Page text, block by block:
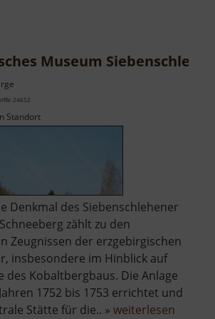
Museum
24652
Standort
Denkmal des Siebenschlehener
zählt zu den
Zeugnissen der erzgebirgischen
insbesondere im Hinblick auf
des Kobaltbergbaus. Die Anlage
1752 bis 1753 errichtet und
Stätte für die.. » weiterlesen